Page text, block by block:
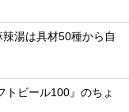
湯は具材50種から自
トビール100』のちょ